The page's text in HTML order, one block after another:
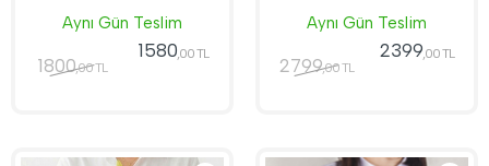
Aynı Gün Teslim
1800,00 TL
1580,00 TL
Aynı Gün Teslim
2799,00 TL
2399 ,00 TL